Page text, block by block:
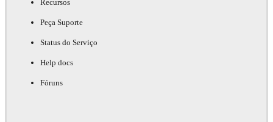
Recursos
Peça Suporte
Status do Serviço
Help docs
Fóruns